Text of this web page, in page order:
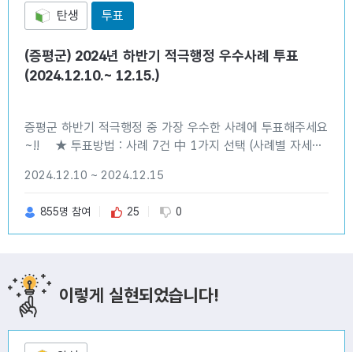
탄생 투표
(증평군) 2024년 하반기 적극행정 우수사례 투표
(2024.12.10.~ 12.15.)
증평군 하반기 적극행정 중 가장 우수한 사례에 투표해주세요
~!! ★ 투표방법 : 사례 7건 中 1가지 선택 (사례별 자세한
15. (6일간)
2024.12.10 ~ 2024.12.15
855명 참여 추천 수
25 비추천 수
0
이렇게 실현되었습니다!